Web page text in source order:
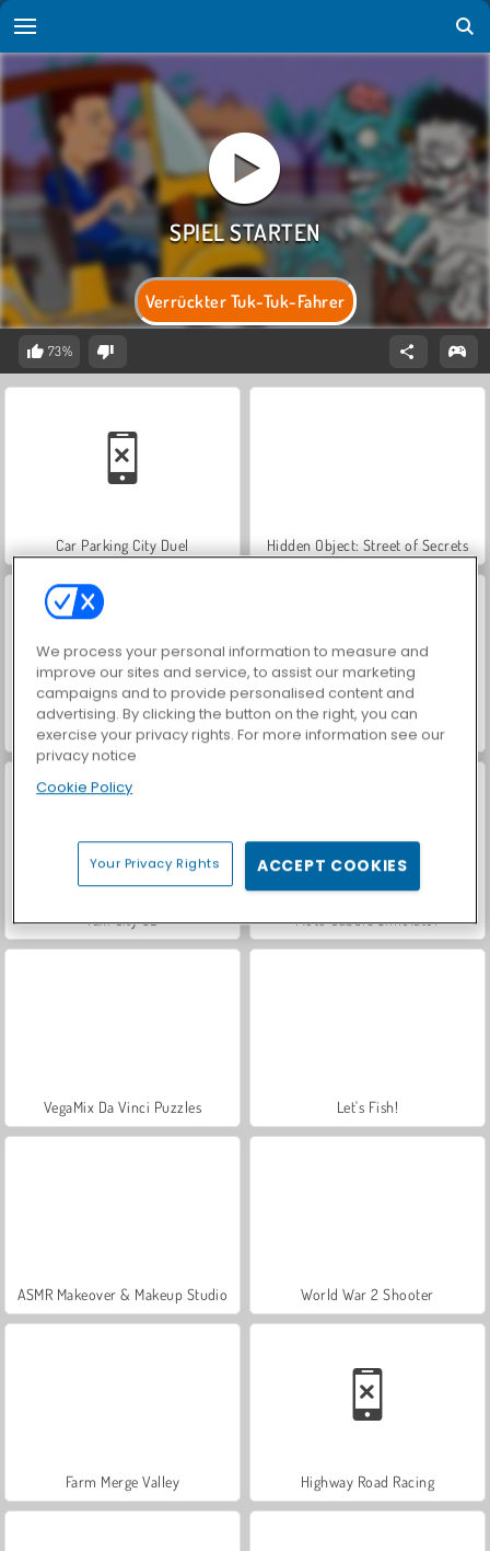
Verrückter Tuk-Tuk-Fahrer
73%
Car Parking City Duel Hidden Object: Street of Secrets
Taxi Simulator 2024 Taxi Pickup
Taxi City 3D Moto Cabbie Simulator
VegaMix Da Vinci Puzzles Let's Fish!
ASMR Makeover & Makeup Studio World War 2 Shooter
Farm Merge Valley Highway Road Racing
We process your personal information to measure and
improve our sites and service, to assist our marketing
campaigns and to provide personalised content and
advertising. By clicking the button on the right, you can
exercise your privacy rights. For more information see our
privacy notice
Cookie Policy
Your Privacy Rights ACCEPT COOKIES